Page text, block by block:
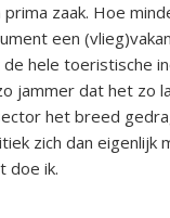
zaak. Hoe
een
hele toeristische
jammer dat het zo
het breed
zich dan eigenlijk
doe ik.